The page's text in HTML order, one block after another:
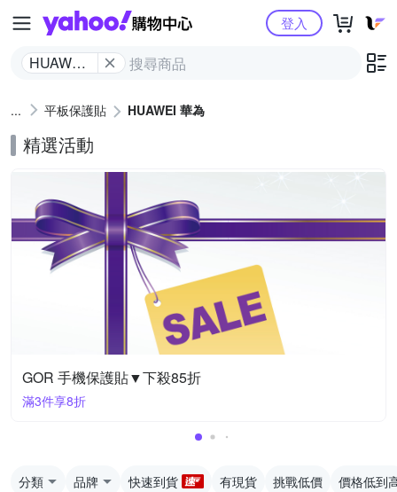
Yahoo購物中心
HUAWEI
登入
平板保護貼 HUAWEI 華為
精選活動
GOR 手機保護貼▼下殺85折
滿3件享8折
分類 品牌 快速到貨 有現貨 挑戰低價 價格低到